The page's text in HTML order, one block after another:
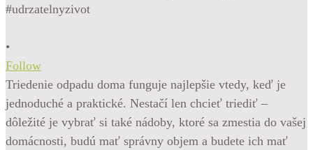
•
Follow
Triedenie odpadu doma funguje najlepšie vtedy, keď je
jednoduché a praktické. Nestačí len chcieť triediť –
dôležité je vybrať si také nádoby, ktoré sa zmestia do vašej
domácnosti, budú mať správny objem a budete ich mať